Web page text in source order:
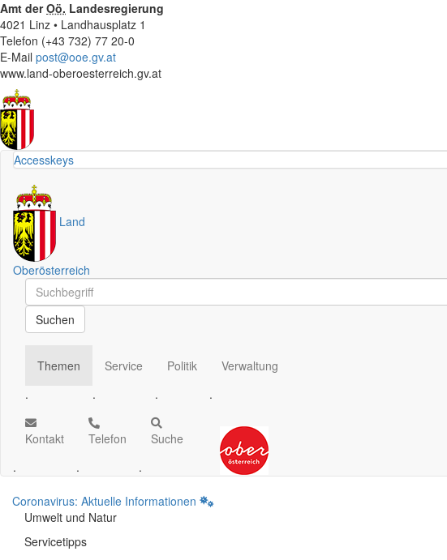
Amt derOö. Landesregierung
4021 Linz • Landhausplatz 1
Telefon (+43 732) 77 20-0
E-Mail post@ooe.gv.at
www.land-oberoesterreich.gv.at
Accesskeys
Land
Oberösterreich
Schnellsuche
Schnellsuche
Suchen
Themen
.
Service
.
Politik
.
Verwaltung
.
Kontakt
.
Telefon
.
Suche
.
Coronavirus: Aktuelle Informationen
Umwelt und Natur
Servicetipps